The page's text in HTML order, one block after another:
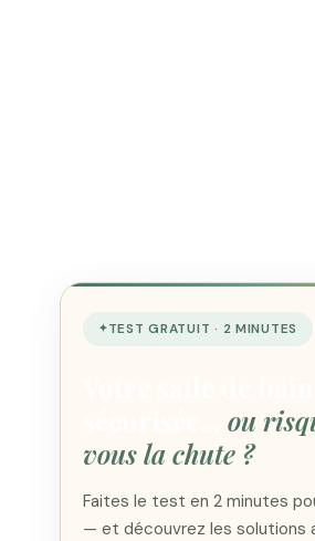
TEST GRATUIT · 2 MINUTES
ou
vous la chute ?
Faites le test en 2 minutes
— et découvrez les solutions